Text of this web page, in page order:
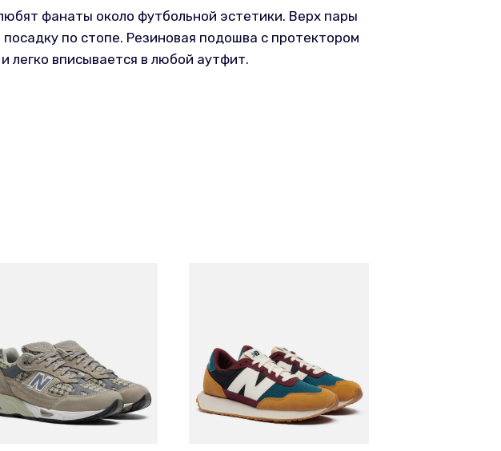
фанаты около футбольной эстетики. Верх пары
по стопе. Резиновая подошва с протектором
легко вписывается в любой аутфит.